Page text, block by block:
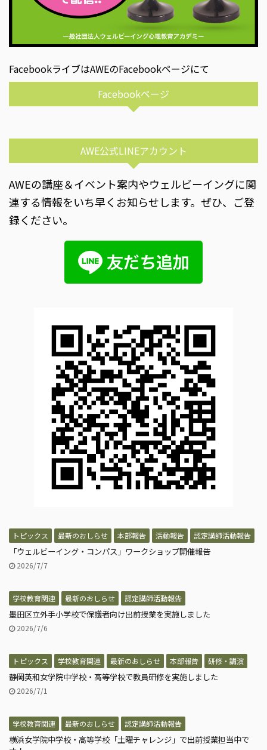
FacebookライブはAWEのFacebookページにて
Facebookページ
AWE公式LINEアカウント
AWEの講座＆イベント案内やウェルビーイングに関
連する情報をいち早くお知らせします。ぜひ、ご登
録ください。
トピックス 最新のおしらせ 本部報告 活動報告 認定講師活動報告
「ウェルビーイング・コンパス」ワークショップ開催報告
2026/7/7
学校教育関連 最新のおしらせ 認定講師活動報告
墨田区立外手小学校で保護者向け出前授業を実施しました
2026/7/6
トピックス 学校教育関連 最新のおしらせ 本部報告 研修・講演
静岡英和女学院中学校・高等学校で教員研修を実施しました
2026/7/1
学校教育関連 最新のおしらせ 認定講師活動報告
横浜女学院中学校・高等学校「土曜チャレンジ」で出前授業担当中で